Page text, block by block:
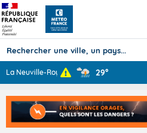
TOUS LES
La Neuville-Roy ... 29°